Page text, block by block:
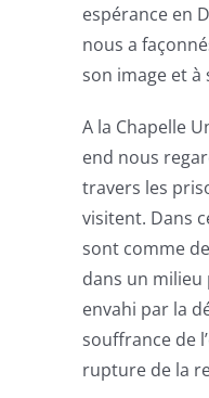
espérance en
nous a
son image et à
A la Chapelle
end nous
travers les
visitent. Dans
sont comme
dans un
envahi par la
souffrance de
rupture de la